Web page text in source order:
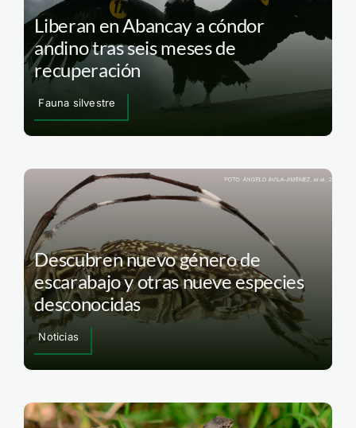
Liberan en Abancay a cóndor
andino tras seis meses de
recuperación
Fauna silvestre
Descubren nuevo género de
escarabajo y otras nueve especies
desconocidas
Noticias